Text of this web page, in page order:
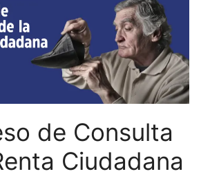
de Consulta
Ciudadana